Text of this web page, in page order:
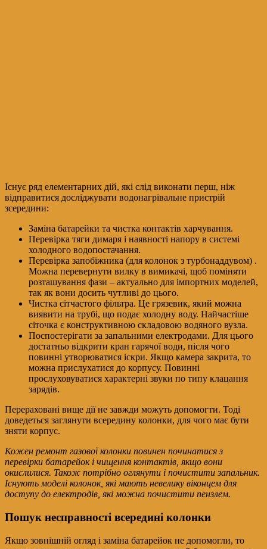
Існує ряд елементарних дій, які слід виконати перш, ніж
відправитися досліджувати водонагрівальне пристрій
зсередини:
Заміна батарейки та чистка контактів харчування.
Перевірка тяги димаря і наявності напору в системі
холодного водопостачання.
Перевірка запобіжника (для колонок з турбонаддувом) .
Можна перевернути вилку в вимикачі, щоб поміняти
розташування фази – актуально для імпортних моделей,
так як вони досить чутливі до цього.
Чистка сітчастого фільтра. Це грязевик, який можна
виявити на трубі, що подає холодну воду. Найчастіше
сіточка є конструктивною складовою водяного вузла.
Поспостерігати за запальними електродами. Для цього
достатньо відкрити кран гарячої води, після чого
повинні утворюватися іскри. Якщо камера закрита, то
можна прислухатися до корпусу. Повинні
прослуховуватися характерні звуки по типу клацання
зарядів.
Перераховані вище дії не завжди можуть допомогти. Тоді
доведеться заглянути всередину колонки, для чого має бути
зняти корпус.
Кожен ремонт газової колонки повинен починатися з
перевірки батарейок і чищення контактів, якщо вони
окислилися. Також потрібно оглянути і почистити запальник.
Існують моделі колонок, які мають невелику віконцем для
доступу до електродів, які можна почистити пензлем.
Пошук несправності всередині колонки
Якщо зовнішній огляд і заміна батарейок не допомогли, то